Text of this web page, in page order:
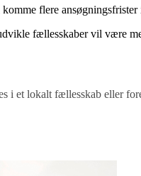
flere ansøgningsfrister
fællesskaber vil være
i et lokalt fællesskab eller